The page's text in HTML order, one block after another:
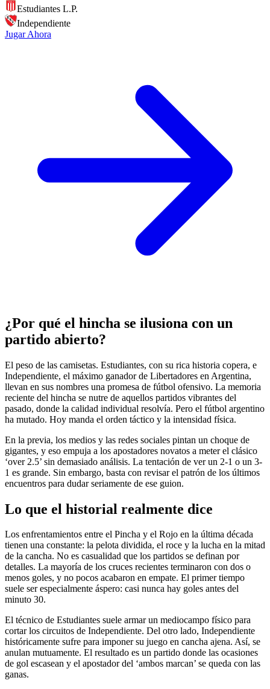
Estudiantes L.P.
Independiente
Jugar Ahora
¿Por qué el hincha se ilusiona con un
partido abierto?
El peso de las camisetas. Estudiantes, con su rica historia copera, e
Independiente, el máximo ganador de Libertadores en Argentina,
llevan en sus nombres una promesa de fútbol ofensivo. La memoria
reciente del hincha se nutre de aquellos partidos vibrantes del
pasado, donde la calidad individual resolvía. Pero el fútbol argentino
ha mutado. Hoy manda el orden táctico y la intensidad física.
En la previa, los medios y las redes sociales pintan un choque de
gigantes, y eso empuja a los apostadores novatos a meter el clásico
‘over 2.5’ sin demasiado análisis. La tentación de ver un 2-1 o un 3-
1 es grande. Sin embargo, basta con revisar el patrón de los últimos
encuentros para dudar seriamente de ese guion.
Lo que el historial realmente dice
Los enfrentamientos entre el Pincha y el Rojo en la última década
tienen una constante: la pelota dividida, el roce y la lucha en la mitad
de la cancha. No es casualidad que los partidos se definan por
detalles. La mayoría de los cruces recientes terminaron con dos o
menos goles, y no pocos acabaron en empate. El primer tiempo
suele ser especialmente áspero: casi nunca hay goles antes del
minuto 30.
El técnico de Estudiantes suele armar un mediocampo físico para
cortar los circuitos de Independiente. Del otro lado, Independiente
históricamente sufre para imponer su juego en cancha ajena. Así, se
anulan mutuamente. El resultado es un partido donde las ocasiones
de gol escasean y el apostador del ‘ambos marcan’ se queda con las
ganas.